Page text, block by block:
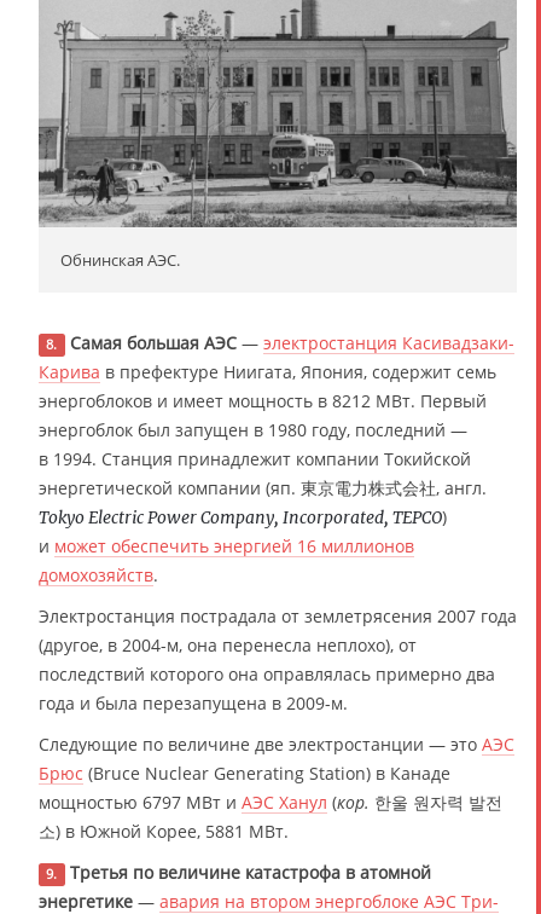
Обнинская АЭС.
8. Самая большая АЭС— электростанция Касивадзаки-
Карива в префектуре Ниигата, Япония, содержит семь
энергоблоков и имеет мощность в 8212 МВт. Первый
энергоблок был запущен в 1980 году, последний —
в 1994. Станция принадлежит компании Токийской
энергетической компании (яп. 東京電力株式会社, англ.
Tokyo Electric Power Company, Incorporated, TEPCO)
и может обеспечить энергией 16 миллионов
домохозяйств.
Электростанция пострадала от землетрясения 2007 года
(другое, в 2004-м, она перенесла неплохо), от
последствий которого она оправлялась примерно два
года и была перезапущена в 2009-м.
Следующие по величине две электростанции — это АЭС
Брюс (Bruce Nuclear Generating Station) в Канаде
мощностью 6797 МВт и АЭС Ханул (кор. 한울 원자력 발전
소) в Южной Корее, 5881 МВт.
9.
Третья по величине катастрофа в атомной
энергетике — авария на втором энергоблоке АЭС Три-